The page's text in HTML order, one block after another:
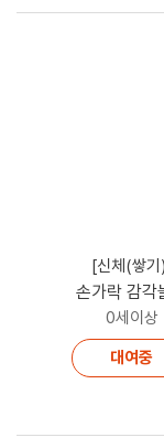
[신체(쌓
손가락 감각
0세이상
대여중